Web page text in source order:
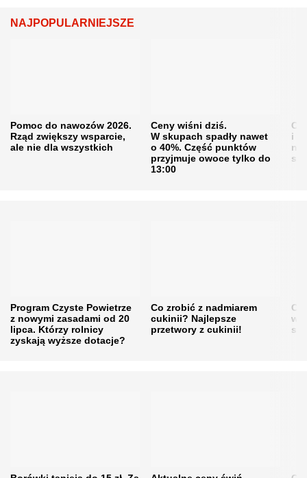
NAJPOPULARNIEJSZE
Pomoc do nawozów 2026.
Rząd zwiększy wsparcie,
ale nie dla wszystkich
Ceny wiśni dziś.
W skupach spadły nawet
o 40%. Część punktów
przyjmuje owoce tylko do
13:00
i
Program Czyste Powietrze
z nowymi zasadami od 20
lipca. Którzy rolnicy
zyskają wyższe dotacje?
Co zrobić z nadmiarem
cukinii? Najlepsze
przetwory z cukinii!
w